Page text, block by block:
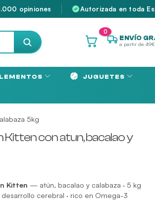
opiniones Autorizada en toda
0
ENVÍO
a partir de 49€
JUGUETES
5kg
Kitten con atun, bacalao y
Kitten — atún, bacalao y calabaza · 5 kg
desarrollo cerebral · rico en Omega-3